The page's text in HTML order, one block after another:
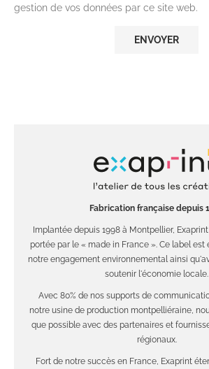
gestion de vos données par ce site web.
Fabrication française depuis
Implantée depuis 1998 à Montpellier,
portée par le « made in France ». Ce label
notre engagement environnemental ainsi
soutenir l'économie locale.
Avec 80% de nos supports de
notre usine de production montpelliéraine,
que possible avec des partenaires et
régionaux.
Fort de notre succès en France, Exaprint